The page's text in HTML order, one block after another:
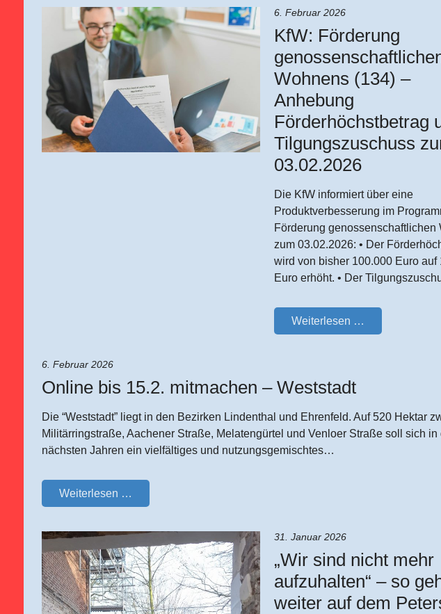
6. Februar 2026
KfW: Förderung
Wohnens (134) –
Anhebung
Förderhöchstbetrag
Tilgungszuschuss
03.02.2026
Die KfW informiert über eine
Produktverbesserung im
Förderung genossenschaftlichen
zum 03.02.2026: • Der
wird von bisher 100.000 Euro auf
Euro erhöht. • Der
Weiterlesen …
6. Februar 2026
Online bis 15.2. mitmachen – Weststadt
Die “Weststadt” liegt in den Bezirken Lindenthal und Ehrenfeld. Auf 520 Hektar
Militärringstraße, Aachener Straße, Melatengürtel und Venloer Straße soll sich in
nächsten Jahren ein vielfältiges und nutzungsgemischtes…
Weiterlesen …
31. Januar 2026
„Wir sind nicht mehr
aufzuhalten“ – so
weiter auf dem